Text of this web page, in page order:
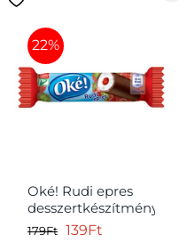
22%
Oké! Rudi epres
desszertkészítmény
23 g
179Ft Original
139Ft